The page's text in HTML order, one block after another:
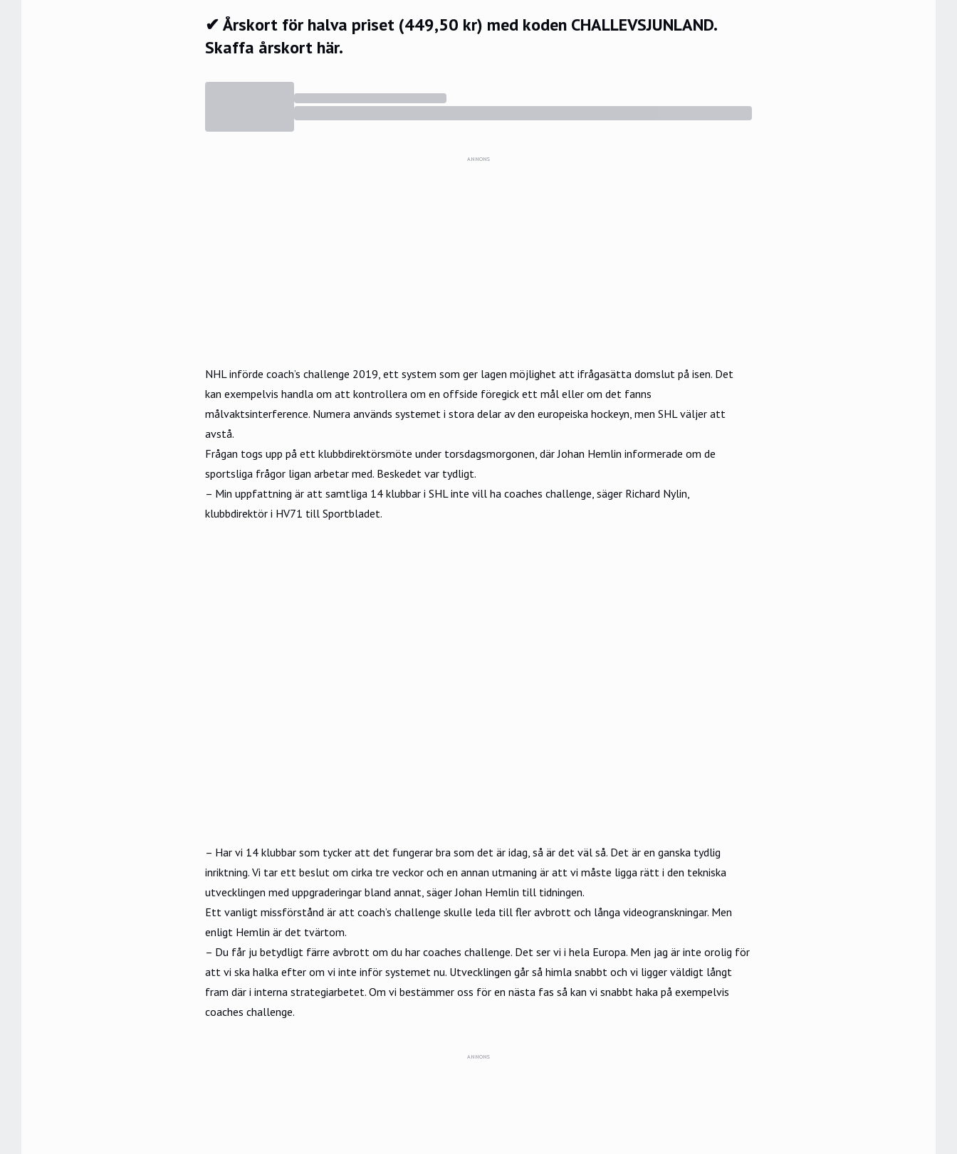
✔ Årskort för halva priset (449,50 kr) med koden CHALLEVSJUNLAND.
Skaffa årskort här.
ANNONS
NHL införde coach’s challenge 2019, ett system som ger lagen möjlighet att ifrågasätta domslut på isen. Det
kan exempelvis handla om att kontrollera om en offside föregick ett mål eller om det fanns
målvaktsinterference. Numera används systemet i stora delar av den europeiska hockeyn, men SHL väljer att
avstå.
Frågan togs upp på ett klubbdirektörsmöte under torsdagsmorgonen, där Johan Hemlin informerade om de
sportsliga frågor ligan arbetar med. Beskedet var tydligt.
– Min uppfattning är att samtliga 14 klubbar i SHL inte vill ha coaches challenge, säger Richard Nylin,
klubbdirektör i HV71 till Sportbladet.
– Har vi 14 klubbar som tycker att det fungerar bra som det är idag, så är det väl så. Det är en ganska tydlig
inriktning. Vi tar ett beslut om cirka tre veckor och en annan utmaning är att vi måste ligga rätt i den tekniska
utvecklingen med uppgraderingar bland annat, säger Johan Hemlin till tidningen.
Ett vanligt missförstånd är att coach’s challenge skulle leda till fler avbrott och långa videogranskningar. Men
enligt Hemlin är det tvärtom.
– Du får ju betydligt färre avbrott om du har coaches challenge. Det ser vi i hela Europa. Men jag är inte orolig för
att vi ska halka efter om vi inte inför systemet nu. Utvecklingen går så himla snabbt och vi ligger väldigt långt
fram där i interna strategiarbetet. Om vi bestämmer oss för en nästa fas så kan vi snabbt haka på exempelvis
coaches challenge.